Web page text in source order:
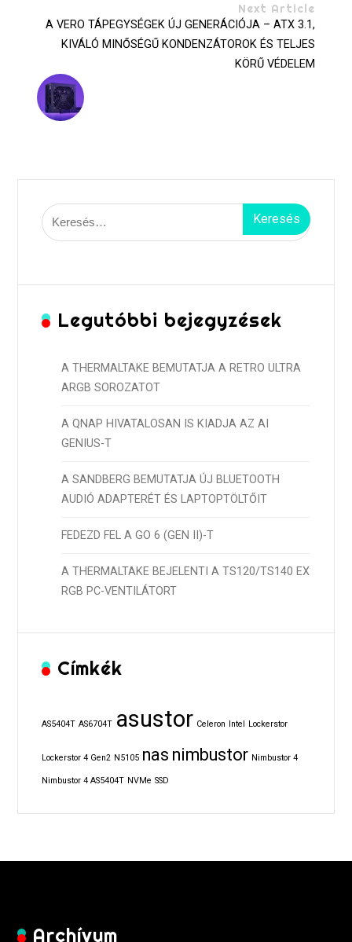
Next Article
A VERO TÁPEGYSÉGEK ÚJ GENERÁCIÓJA – ATX 3.1,
KIVÁLÓ MINŐSÉGŰ KONDENZÁTOROK ÉS TELJES
KÖRŰ VÉDELEM
Keresés:
Legutóbbi bejegyzések
A THERMALTAKE BEMUTATJA A RETRO ULTRA
ARGB SOROZATOT
A QNAP HIVATALOSAN IS KIADJA AZ AI
GENIUS-T
A SANDBERG BEMUTATJA ÚJ BLUETOOTH
AUDIÓ ADAPTERÉT ÉS LAPTOPTÖLTŐIT
FEDEZD FEL A GO 6 (GEN II)-T
A THERMALTAKE BEJELENTI A TS120/TS140 EX
RGB PC-VENTILÁTORT
Címkék
AS5404T AS6704T asustor Celeron Intel Lockerstor
Lockerstor 4 Gen2 N5105 nas nimbustor Nimbustor 4
Nimbustor 4 AS5404T NVMe SSD
Archívum